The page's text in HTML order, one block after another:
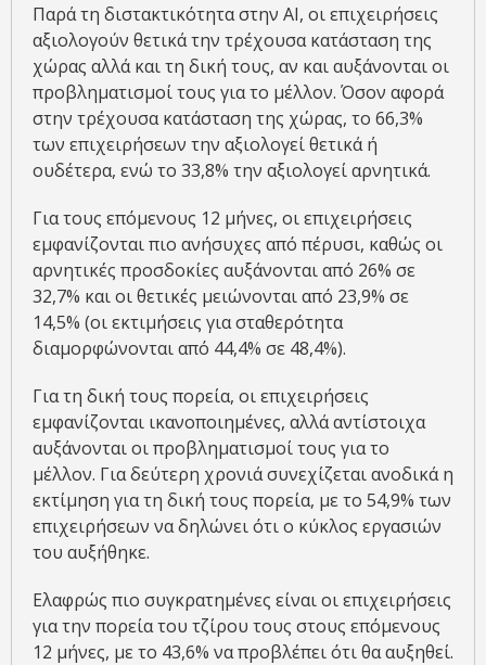
Παρά τη διστακτικότητα στην ΑΙ, οι επιχειρήσεις
αξιολογούν θετικά την τρέχουσα κατάσταση της
χώρας αλλά και τη δική τους, αν και αυξάνονται οι
προβληματισμοί τους για το μέλλον. Όσον αφορά
στην τρέχουσα κατάσταση της χώρας, το 66,3%
των επιχειρήσεων την αξιολογεί θετικά ή
ουδέτερα, ενώ το 33,8% την αξιολογεί αρνητικά.
Για τους επόμενους 12 μήνες, oι επιχειρήσεις
εμφανίζονται πιο ανήσυχες από πέρυσι, καθώς οι
αρνητικές προσδοκίες αυξάνονται από 26% σε
32,7% και οι θετικές μειώνονται από 23,9% σε
14,5% (οι εκτιμήσεις για σταθερότητα
διαμορφώνονται από 44,4% σε 48,4%).
Για τη δική τους πορεία, οι επιχειρήσεις
εμφανίζονται ικανοποιημένες, αλλά αντίστοιχα
αυξάνονται οι προβληματισμοί τους για το
μέλλον. Για δεύτερη χρονιά συνεχίζεται ανοδικά η
εκτίμηση για τη δική τους πορεία, με το 54,9% των
επιχειρήσεων να δηλώνει ότι ο κύκλος εργασιών
του αυξήθηκε.
Ελαφρώς πιο συγκρατημένες είναι οι επιχειρήσεις
για την πορεία του τζίρου τους στους επόμενους
12 μήνες, με το 43,6% να προβλέπει ότι θα αυξηθεί.